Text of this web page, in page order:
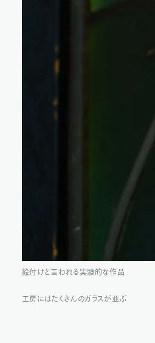
絵付けと言われる実験的な作品
工房にはたくさんのガラスが並ぶ